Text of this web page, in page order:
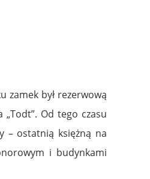
był rezerwową
Od tego czasu
– ostatnią księżną na
i budynkami